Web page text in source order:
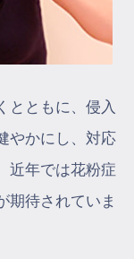
とともに、侵入
やかにし、対応
近年では花粉症
期待されていま